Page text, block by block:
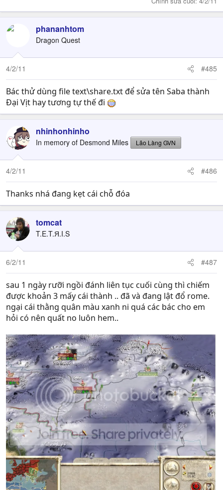
phananhtom
Dragon Quest
4/2/11 #485
Bác thử dùng file text\share.txt để sửa tên Saba thành
Đại Vịt hay tương tự thế đi
nhinhonhinho
In memory of Desmond Miles Lão Làng GVN
4/2/11 #486
Thanks nhá đang kẹt cái chỗ đóa
tomcat
T.E.T.Я.I.S
6/2/11 #487
sau 1 ngày rưỡi ngồi đánh liên tục cuối cùng thì chiếm
được khoản 3 mấy cái thành .. đã và đang lật đổ rome.
ngại cái thằng quân màu xanh ni quá các bác cho em
hỏi có nên quất no luôn hem..